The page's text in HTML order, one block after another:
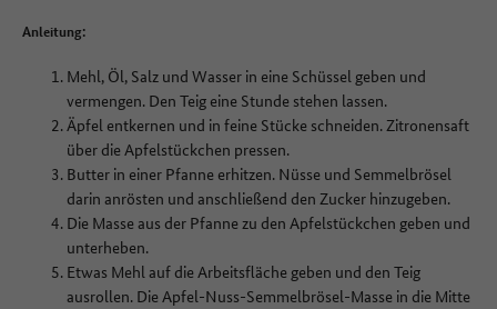
Anleitung:
Mehl, Öl, Salz und Wasser in eine Schüssel geben und
vermengen. Den Teig eine Stunde stehen lassen.
Äpfel entkernen und in feine Stücke schneiden. Zitronensaft
über die Apfelstückchen pressen.
Butter in einer Pfanne erhitzen. Nüsse und Semmelbrösel
darin anrösten und anschließend den Zucker hinzugeben.
Die Masse aus der Pfanne zu den Apfelstückchen geben und
unterheben.
Etwas Mehl auf die Arbeitsfläche geben und den Teig
ausrollen. Die Apfel-Nuss-Semmelbrösel-Masse in die Mitte